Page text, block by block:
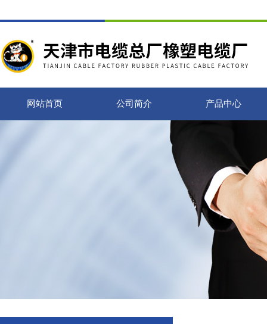
网站首页 公司简介 产品中心